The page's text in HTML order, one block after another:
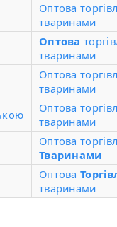
Оптова
тваринами
Оптова
тваринами
Оптова
тваринами
Оптова
тваринами
Оптова
Тваринами
Оптова
тваринами